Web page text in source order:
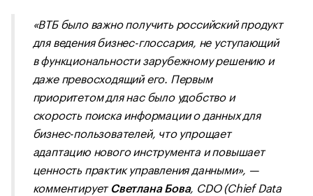
«ВТБ было важно получить российский продукт
для ведения бизнес-глоссария, не уступающий
в функциональности зарубежному решению и
даже превосходящий его. Первым
приоритетом для нас было удобство и
скорость поиска информации о данных для
бизнес-пользователей, что упрощает
адаптацию нового инструмента и повышает
ценность практик управления данными», —
комментирует Светлана Бова, CDO (Chief Data